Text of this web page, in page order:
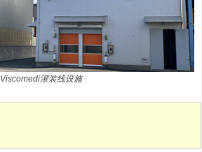
Viscomedi灌装线设施